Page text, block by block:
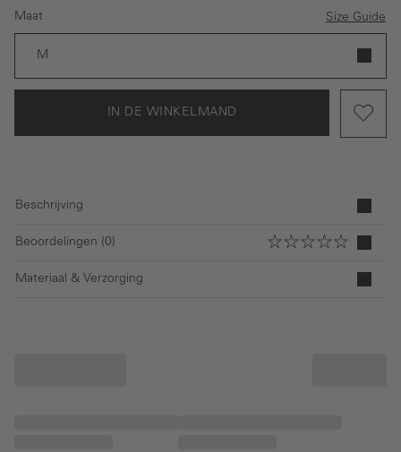
Maat Size Guide
M
IN DE WINKELMAND
Beschrijving
Beoordelingen (0)
Materiaal & Verzorging